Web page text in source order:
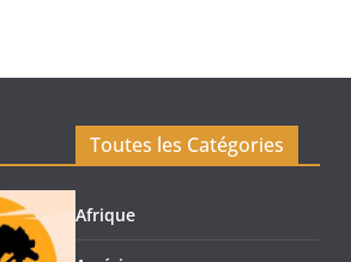
Toutes les Catégories
Afrique